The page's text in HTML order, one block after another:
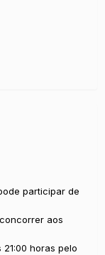
participar de
aos
horas pelo